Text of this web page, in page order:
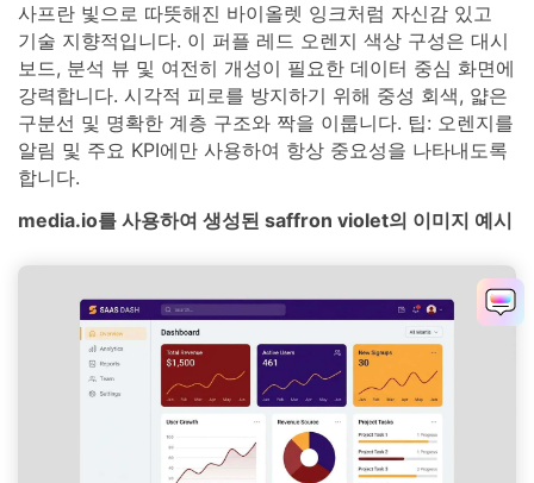
사프란 빛으로 따뜻해진 바이올렛 잉크처럼 자신감 있고
기술 지향적입니다. 이 퍼플 레드 오렌지 색상 구성은 대시
보드, 분석 뷰 및 여전히 개성이 필요한 데이터 중심 화면에
강력합니다. 시각적 피로를 방지하기 위해 중성 회색, 얇은
구분선 및 명확한 계층 구조와 짝을 이룹니다. 팁: 오렌지를
알림 및 주요 KPI에만 사용하여 항상 중요성을 나타내도록
합니다.
media.io를 사용하여 생성된 saffron violet의 이미지 예시